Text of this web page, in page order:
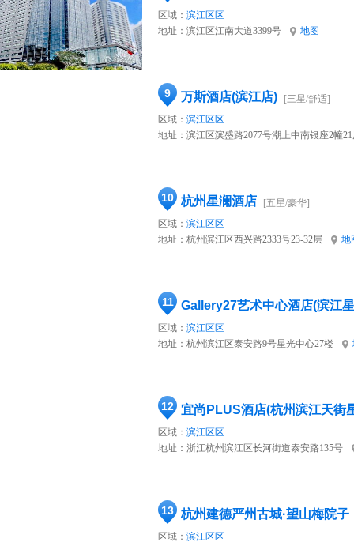
区域： 滨江区区
地址： 滨江区江南大道3399号 地图
9 万斯酒店(滨江店)
[三星/舒适]
区域： 滨江区区
地址： 滨江区滨盛路2077号潮上中南银座2幢
10 杭州星澜酒店
[五星/豪华]
区域： 滨江区区
地址： 杭州滨江区西兴路2333号23-32层 地
11 Gallery27艺术中心酒店(滨江
区域： 滨江区区
地址： 杭州滨江区泰安路9号星光中心27楼
12 宜尚PLUS酒店(杭州滨江天街
区域： 滨江区区
地址： 浙江杭州滨江区长河街道泰安路135号
13 杭州建德严州古城·望山梅院子
区域： 滨江区区